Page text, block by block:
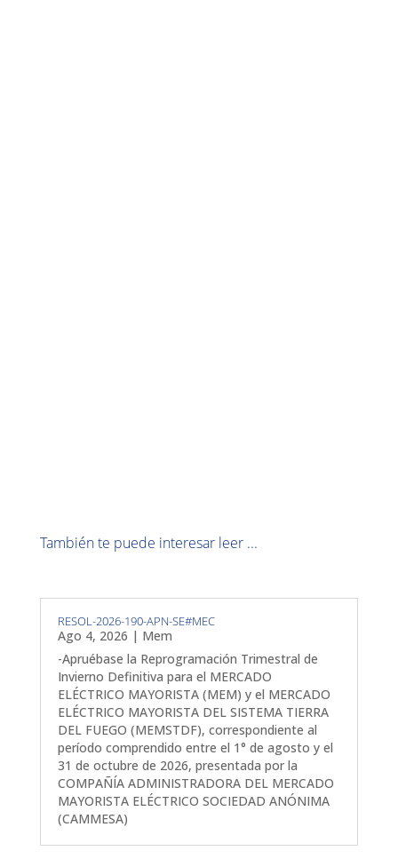
También te puede interesar leer ...
RESOL-2026-190-APN-SE#MEC
Ago 4, 2026 | Mem
-Apruébase la Reprogramación Trimestral de
Invierno Definitiva para el MERCADO
ELÉCTRICO MAYORISTA (MEM) y el MERCADO
ELÉCTRICO MAYORISTA DEL SISTEMA TIERRA
DEL FUEGO (MEMSTDF), correspondiente al
período comprendido entre el 1° de agosto y el
31 de octubre de 2026, presentada por la
COMPAÑÍA ADMINISTRADORA DEL MERCADO
MAYORISTA ELÉCTRICO SOCIEDAD ANÓNIMA
(CAMMESA)